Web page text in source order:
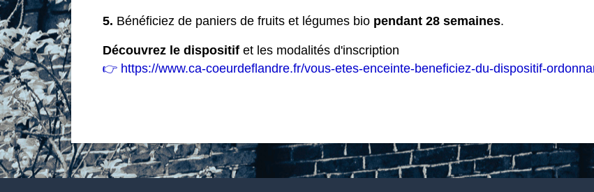
5. Bénéficiez de paniers de fruits et légumes bio pendant 28 semaines.
Découvrez le dispositif et les modalités d'inscription
👉 https://www.ca-coeurdeflandre.fr/vous-etes-enceinte-beneficiez-du-dispositif-